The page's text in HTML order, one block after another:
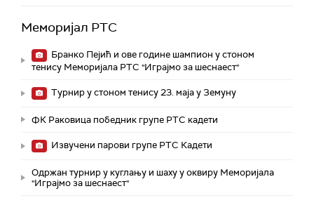
Меморијал РТС
Бранко Пејић и ове године шампион у стоном
тенису Меморијала РТС "Играјмо за шеснаест"
Турнир у стоном тенису 23. маја у Земуну
ФК Раковица победник групе РТС кадети
Извучени парови групе РТС Кадети
Одржан турнир у куглању и шаху у оквиру Меморијала
"Играјмо за шеснаест"